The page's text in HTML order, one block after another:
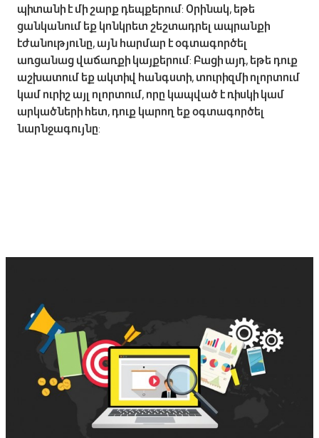
պիտանի է մի շարք դեպքերում: Օրինակ, եթե
ցանկանում եք կոնկրետ շեշտադրել ապրանքի
էժանությունը, այն հարմար է օգտագործել
առցանաց վաճառքի կայքերում: Բացի այդ, եթե դուք
աշխատում եք ակտիվ հանգստի, տուրիզմի ոլորտում
կամ ուրիշ այլ ոլորտում, որը կապված է ռիսկի կամ
արկածների հետ, դուք կարող եք օգտագործել
նարնջագույնը: